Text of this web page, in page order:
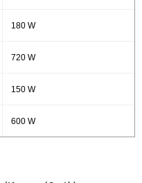
180 W
720 W
150 W
600 W